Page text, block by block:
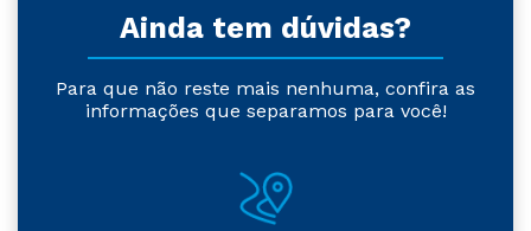
Ainda tem dúvidas?
Para que não reste mais nenhuma, confira as
informações que separamos para você!